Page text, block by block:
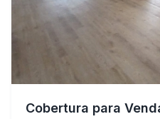
Cobertura para